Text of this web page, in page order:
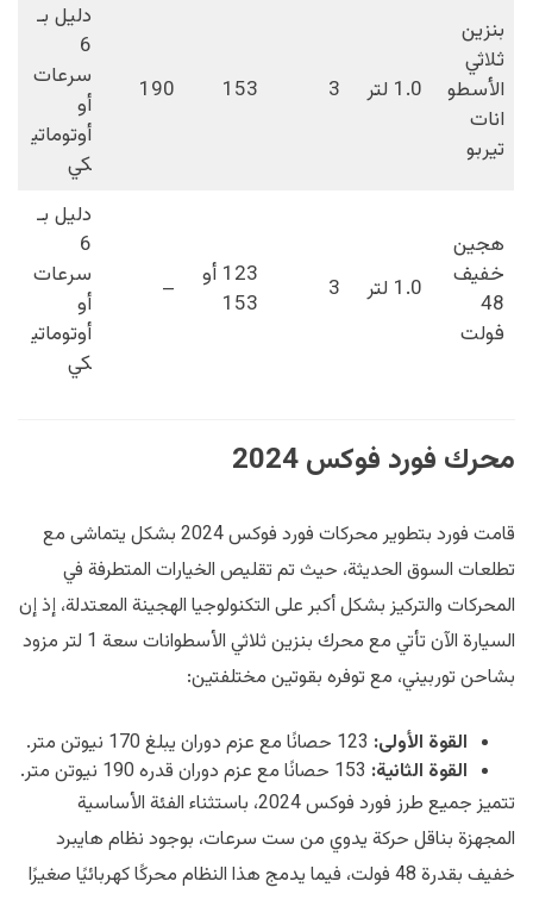
بنزين
ثلاثي
الأسطو
انات
تيربو
1.0 لتر 3
153
190
دليل بـ
6
سرعات
أو
أوتوماتي
كي
هجين
خفيف
48
فولت
1.0 لتر 3
123 أو
153
–
دليل بـ
6
سرعات
أو
أوتوماتي
كي
محرك فورد فوكس 2024
قامت فورد بتطوير محركات فورد فوكس 2024 بشكل يتماشى مع
تطلعات السوق الحديثة، حيث تم تقليص الخيارات المتطرفة في
المحركات والتركيز بشكل أكبر على التكنولوجيا الهجينة المعتدلة، إذ إن
السيارة الآن تأتي مع محرك بنزين ثلاثي الأسطوانات سعة 1 لتر مزود
بشاحن توربيني، مع توفره بقوتين مختلفتين:
القوة الأولى:
القوة الثانية: 153 حصانًا مع عزم دوران قدره 190 نيوتن متر.
تتميز جميع طرز فورد فوكس 2024، باستثناء الفئة الأساسية
المجهزة بناقل حركة يدوي من ست سرعات، بوجود نظام هايبرد
خفيف بقدرة 48 فولت، فيما يدمج هذا النظام محركًا كهربائيًا صغيرًا